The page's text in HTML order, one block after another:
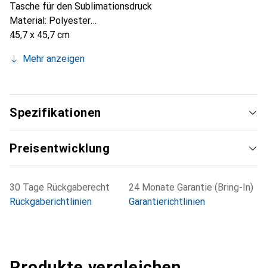
Tasche für den Sublimationsdruck
Material: Polyester
45,7 x 45,7 cm
Beste Ergebnisse bei Verwendung mit Cricut EasyPress.
Mehr anzeigen
Spezifikationen
Preisentwicklung
30 Tage Rückgaberecht
Rückgaberichtlinien
24 Monate Garantie (Bring-In)
Garantierichtlinien